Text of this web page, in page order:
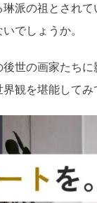
派の祖とされ
でしょうか。
世の画家たち
観を堪能してみ